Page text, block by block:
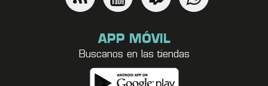
APP MÓVIL
Buscanos en las tiendas